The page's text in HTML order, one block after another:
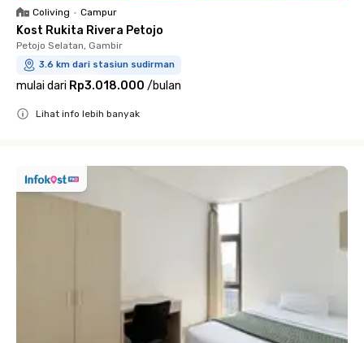
Coliving • Campur
Kost Rukita Rivera Petojo
Petojo Selatan, Gambir
3.6 km dari stasiun sudirman
mulai dari Rp3.018.000 /bulan
Lihat info lebih banyak